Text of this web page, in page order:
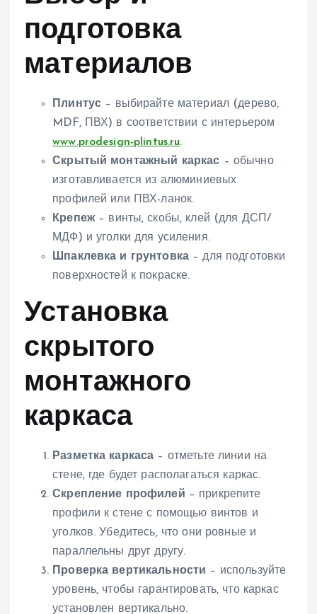
подготовка
материалов
Плинтус – выбирайте материал (дерево,
MDF, ПВХ) в соответствии с интерьером
www.prodesign-plintus.ru.
Скрытый монтажный каркас – обычно
изготавливается из алюминиевых
профилей или ПВХ-ланок.
Крепеж– винты, скобы, клей (для ДСП/
МДФ) и уголки для усиления.
Шпаклевка и грунтовка – для подготовки
поверхностей к покраске.
Установка
скрытого
монтажного
каркаса
Разметка каркаса – отметьте линии на
стене, где будет располагаться каркас.
Скрепление профилей – прикрепите
профили к стене с помощью винтов и
уголков. Убедитесь, что они ровные и
параллельны друг другу.
Проверка вертикальности – используйте
уровень, чтобы гарантировать, что каркас
установлен вертикально.